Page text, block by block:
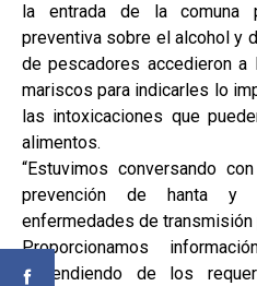
la entrada de la comuna
preventiva sobre el alcohol y
de pescadores accedieron
mariscos para indicarles lo
las intoxicaciones que
alimentos.
“Estuvimos conversando
prevención de hanta y
enfermedades de transmisión
Proporcionamos
dependiendo de los